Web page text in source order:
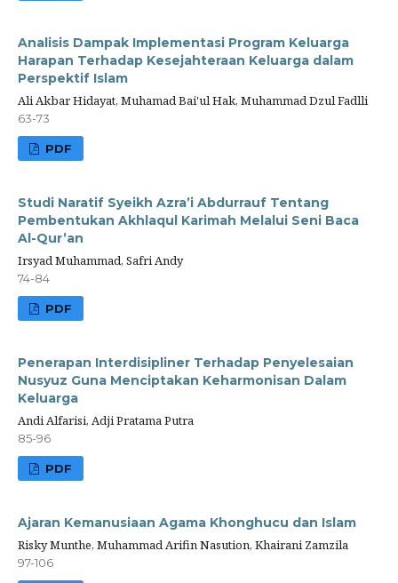
Analisis Dampak Implementasi Program Keluarga
Harapan Terhadap Kesejahteraan Keluarga dalam
Perspektif Islam
Ali Akbar Hidayat, Muhamad Bai'ul Hak, Muhammad Dzul Fadlli
63-73
PDF
Studi Naratif Syeikh Azra’i Abdurrauf Tentang
Pembentukan Akhlaqul Karimah Melalui Seni Baca
Al-Qur’an
Irsyad Muhammad, Safri Andy
74-84
PDF
Penerapan Interdisipliner Terhadap Penyelesaian
Nusyuz Guna Menciptakan Keharmonisan Dalam
Keluarga
Andi Alfarisi, Adji Pratama Putra
85-96
PDF
Ajaran Kemanusiaan Agama Khonghucu dan Islam
Risky Munthe, Muhammad Arifin Nasution, Khairani Zamzila
97-106